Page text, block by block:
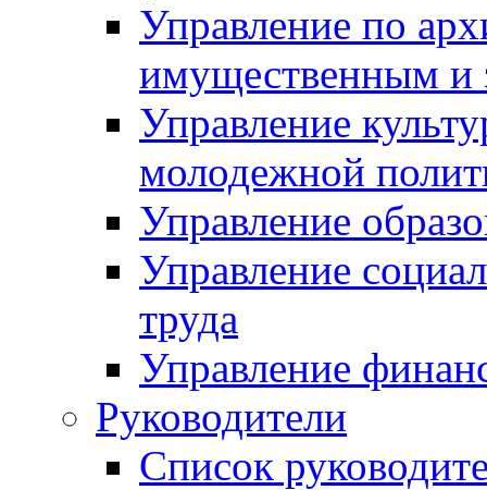
Управление по
имущественным и
Управление
молодежной
Управление
Управление
труда
Управление
Руководители
Список